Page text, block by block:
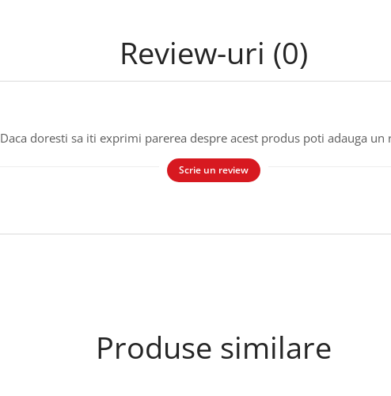
Review-uri (0)
Daca doresti sa iti exprimi parerea despre acest produs poti adauga un
Scrie un review
Produse similare